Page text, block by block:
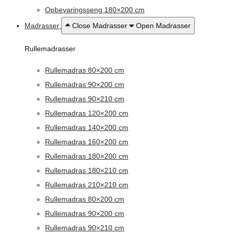
Opbevaringsseng 180×200 cm
Madrasser
Close Madrasser Open Madrasser
Rullemadrasser
Rullemadras 80×200 cm
Rullemadras 90×200 cm
Rullemadras 90×210 cm
Rullemadras 120×200 cm
Rullemadras 140×200 cm
Rullemadras 160×200 cm
Rullemadras 180×200 cm
Rullemadras 180×210 cm
Rullemadras 210×210 cm
Rullemadras 80×200 cm
Rullemadras 90×200 cm
Rullemadras 90×210 cm